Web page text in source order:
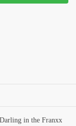
in the Franxx